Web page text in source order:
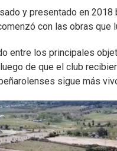
y presentado en 2018
con las obras que
entre los principales
de que el club
sigue más